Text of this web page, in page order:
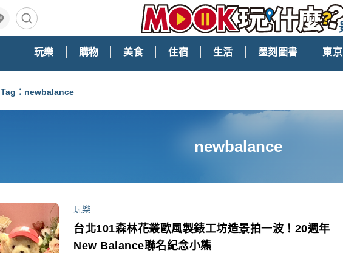
玩樂 購物 美食 住宿 生活 墨刻圖書 東京
Tag：newbalance
newbalance
玩樂
台北101森林花叢歐風製錶工坊造景拍一波！20週年
New Balance聯名紀念小熊